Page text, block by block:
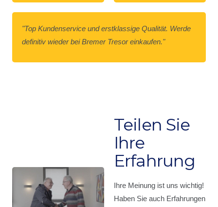
"Top Kundenservice und erstklassige Qualität. Werde
definitiv wieder bei Bremer Tresor einkaufen."
Teilen Sie
Ihre
Erfahrung
Ihre Meinung ist uns wichtig!
Haben Sie auch Erfahrungen